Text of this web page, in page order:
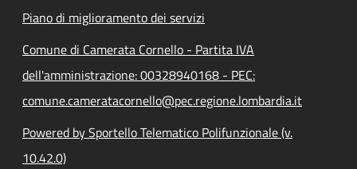
Piano di miglioramento dei servizi
Comune di Camerata Cornello - Partita IVA
dell'amministrazione: 00328940168 - PEC:
comune.cameratacornello@pec.regione.lombardia.it
Powered by Sportello Telematico Polifunzionale (v.
10.42.0)